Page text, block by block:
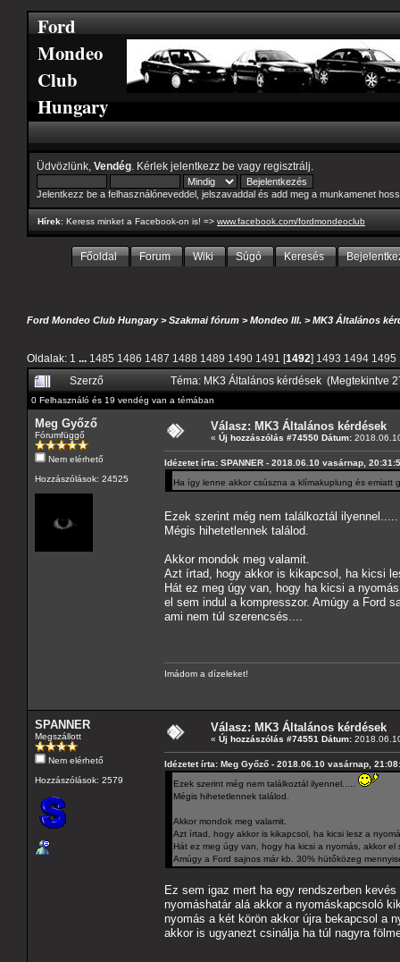
Ford
Mondeo
Club
Hungary
Üdvözlünk, Vendég . Kérlek jelentkezz be vagy regisztrálj
Jelentkezz be a felhasználóneveddel, jelszavaddal és add meg a munkamenet
Hírek: Keress minket a Facebook-on is! => www.facebook.com/fordmondeoclub
Főoldal Forum Wiki Súgó Keresés
Ford Mondeo Club Hungary>Szakmai fórum >Mondeo III. >MK3 Általános
Oldalak: 1 ... 1485 1486 1487 1488 1489 1490 1491 [1492] 1493 1494 1495
Szerző
Téma: MK3 Általános kérdések (Megtekintve
0 Felhasználó és 19 vendég van a témában
Meg Győző
Fórumfüggő
Nem elérhető
Hozzászólások: 24525
Válasz: MK3 Általános kérdések
« Új hozzászólás #74550 Dátum:
Idézetet írta: SPANNER - 2018.06.10 vasárnap,
Ha így lenne akkor csúszna a klímakuplung és
Ezek szerint még nem találkoztál
Mégis hihetetlennek találod.
Akkor mondok meg valamit.
Azt írtad, hogy akkor is kikapcsol, ha kicsi
Hát ez meg úgy van, hogy ha kicsi a
el sem indul a kompresszor. Amúgy a Ford
ami nem túl szerencsés....
Imádom a dízeleket!
SPANNER
Megszállott
Nem elérhető
Hozzászólások: 2579
Válasz: MK3 Általános kérdések
« Új hozzászólás #74551 Dátum:
Idézetet írta: Meg Győző - 2018.06.10 vasárnap,
Ezek szerint még nem találkoztál ilyennel.....
Mégis hihetetlennek találod.
Akkor mondok meg valamit.
Azt írtad, hogy akkor is kikapcsol, ha kicsi lesz a
Hát ez meg úgy van, hogy ha kicsi a nyomás, akkor
Amúgy a Ford sajnos már kb. 30% hütőközeg
Ez sem igaz mert ha egy rendszerben
nyomáshatár alá akkor a nyomáskapcsoló
nyomás a két körön akkor újra bekapcsol a
akkor is ugyanezt csinálja ha túl nagyra